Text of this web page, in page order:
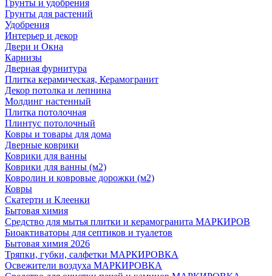
Грунты и удобрения
Грунты для растений
Удобрения
Интерьер и декор
Двери и Окна
Карнизы
Дверная фурнитура
Плитка керамическая, Керамогранит
Декор потолка и лепнина
Молдинг настенный
Плитка потолочная
Плинтус потолочный
Ковры и товары для дома
Дверные коврики
Коврики для ванны
Коврики для ванны (м2)
Ковролин и ковровые дорожки (м2)
Ковры
Скатерти и Клеенки
Бытовая химия
Средство для мытья плитки и керамогранита МАРКИРОВ
Биоактиваторы для септиков и туалетов
Бытовая химия 2026
Тряпки, губки, салфетки МАРКИРОВКА
Освежители воздуха МАРКИРОВКА